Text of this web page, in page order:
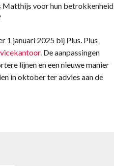
Matthijs voor hun betrokkenheid
1 januari 2025 bij Plus. Plus
. De aanpassingen
lijnen en een nieuwe manier
in oktober ter advies aan de